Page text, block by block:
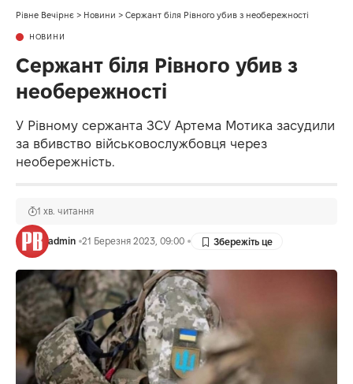
Рівне Вечірнє > Новини > Сержант біля Рівного убив з необережності
НОВИНИ
Сержант біля Рівного убив з
необережності
У Рівному сержанта ЗСУ Артема Мотика засудили
за вбивство військовослужбовця через
необережність.
admin 21 Березня 2023, 09:00
1 хв. читання